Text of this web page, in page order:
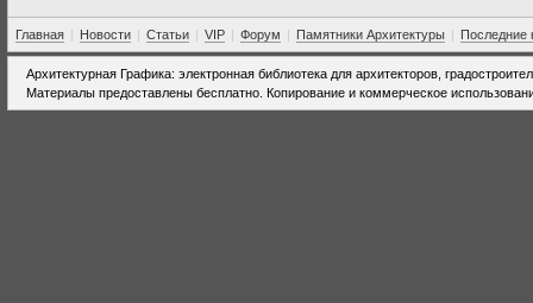
Главная | Новости | Статьи | VIP | Форум | Памятники Архитектуры | Последние
Архитектурная Графика: электронная библиотека для архитекторов,
Материалы предоставлены бесплатно. Копирование и коммерческое